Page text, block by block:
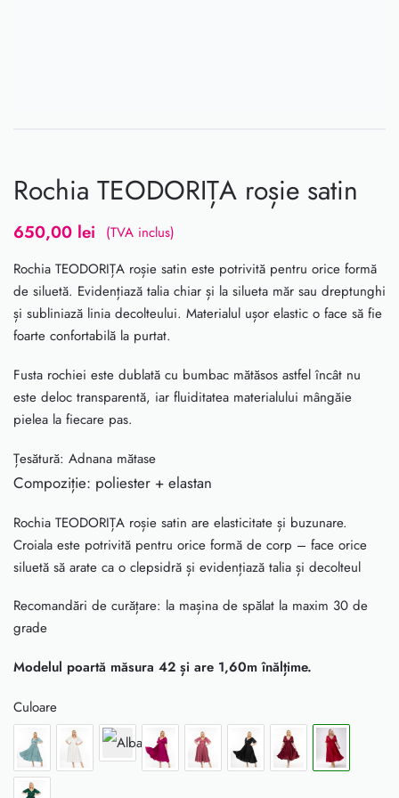
Rochia TEODORIȚA roșie satin
650,00 lei
(TVA inclus)
Rochia TEODORIȚA roșie satin este potrivită pentru orice formă
de siluetă. Evidențiază talia chiar și la silueta măr sau dreptunghi
și subliniază linia decolteului. Materialul ușor elastic o face să fie
foarte confortabilă la purtat.
Fusta rochiei este dublată cu bumbac mătăsos astfel încât nu
este deloc transparentă, iar fluiditatea materialului mângăie
pielea la fiecare pas.
Țesătură: Adnana mătase
Compoziție: poliester + elastan
Rochia TEODORIȚA roșie satin are elasticitate și buzunare.
Croiala este potrivită pentru orice formă de corp – face orice
siluetă să arate ca o clepsidră și evidențiază talia și decolteul
Recomandări de curățare: la mașina de spălat la maxim 30 de
grade
Modelul poartă măsura 42 și are 1,60m înălțime.
Culoare